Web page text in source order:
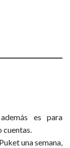
es para
una semana,